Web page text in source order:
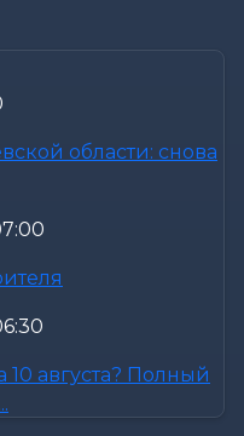
области: снова
августа? Полный